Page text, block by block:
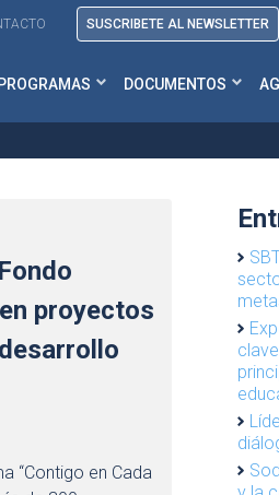
SUSCRIBETE AL NEWSLETTER
DOCUMENTOS
proyectos
“Contigo en Cada